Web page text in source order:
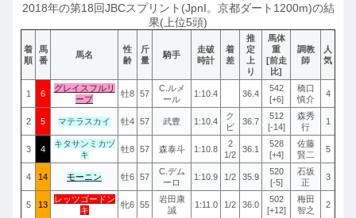
2018年の第18回JBCスプリント(JpnI。京都ダート1200m)の結
果(上位5頭)
着
順
馬
番
馬名
性
齢
斤
量
騎手
走破
時計
着
差
推
定
上
り
馬体
重
[前走
比]
調教
師
人
気
1 6
グレイスフルリ
ープ
牡8 57
C.ルメ
ール
1:10.4 36.4
542
[+6]
橋口
慎介
4
2 5 マテラスカイ 牡4 57 武豊 1:10.4
ク
ビ
36.7
512
[-14]
森秀
行
1
3 4
キタサンミカヅ
キ
牡8 57 森泰斗 1:10.8
2
1/2
36.1
528
[+4]
佐藤
賢二
5
4 14 モーニン 牡6 57
C.デム
ーロ
1:10.9 1/2 35.9
520
[-5]
石坂
正
3
5 13
レッツゴードン
キ
牝6 55
岩田康
誠
1:11.0 1/2 36.0
502
[+12]
梅田
智之
2